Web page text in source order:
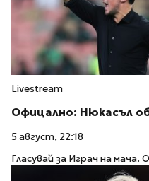
Livestream
Офицално: Нюкасъл
5 август, 22:18
Гласувай за Играч на